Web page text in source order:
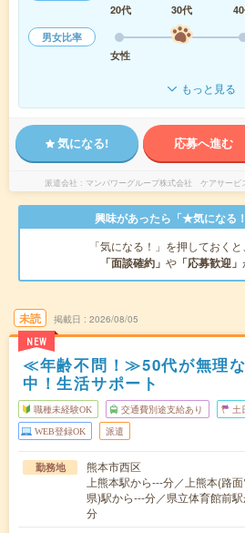
20代
30代
男女比率
女性
もっと見る
気になる! 応募へ進む
派遣会社 マンパワーグループ株式会社 ケアサービ
興味があったら「★気になる
「気になる！」を押しておく
「面談確約」 や 「応募歓迎」
未読
NEW
掲載日 2026/08/05
≪年齢不問！≫50代が無理
中！生活サポート
職種未経験OK 交通費別途支給あり 土
WEB登録OK 派遣
勤務地
熊本市西区
上熊本駅から---分／上熊本(路
県)駅から---分／県立体育館前
分